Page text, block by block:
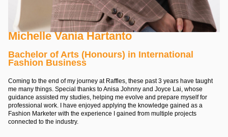
Michelle Vania Hartanto
Bachelor of Arts (Honours) in International
Fashion Business
Coming to the end of my journey at Raffles, these past 3 years have taught
me many things. Special thanks to Anisa Johnny and Joyce Lai, whose
guidance assisted my studies, helping me evolve and prepare myself for
professional work. I have enjoyed applying the knowledge gained as a
Fashion Marketer with the experience I gained from multiple projects
connected to the industry.